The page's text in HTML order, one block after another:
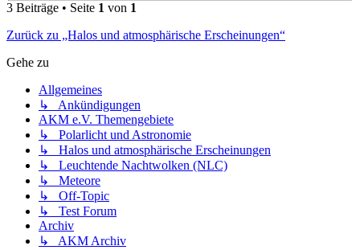
3 Beiträge • Seite 1 von 1
Zurück zu „Halos und atmosphärische Erscheinungen“
Gehe zu
Allgemeines
↳ Ankündigungen
AKM e.V. Themengebiete
↳ Polarlicht und Astronomie
↳ Halos und atmosphärische Erscheinungen
↳ Leuchtende Nachtwolken (NLC)
↳ Meteore
↳ Off-Topic
↳ Test Forum
Archiv
↳ AKM Archiv